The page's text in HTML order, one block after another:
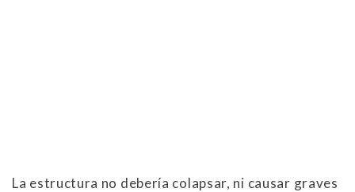
La estructura no debería colapsar, ni causar graves